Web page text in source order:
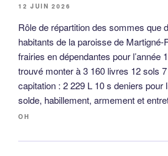
12 JUIN 2026
Rôle de répartition des sommes que
habitants de la paroisse de
frairies en dépendantes pour l’année
trouvé monter à 3 160 livres 12 sols
capitation : 2 229 L 10 s deniers pour
solde, habillement, armement et
OH